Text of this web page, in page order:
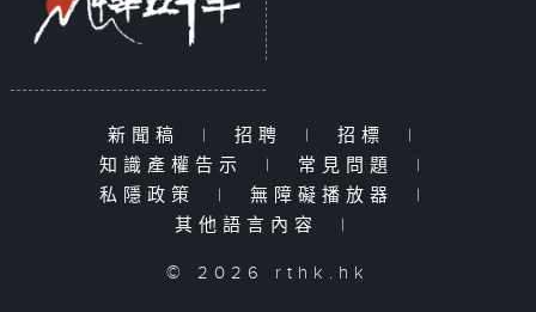
新聞稿 | 招聘 | 招標
|
知識產權告示
| 常見問題
|
私隱政策
| 無障礙播放器
|
其他語言內容
|
© 2026 rthk.hk